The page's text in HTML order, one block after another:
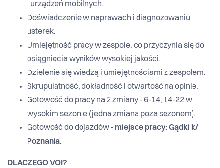
i urządzeń mobilnych.
Doświadczenie w naprawach i diagnozowaniu
usterek.
Umiejętność pracy w zespole, co przyczynia się do
osiągnięcia wyników wysokiej jakości.
Dzielenie się wiedzą i umiejętnościami z zespołem.
Skrupulatność, dokładność i otwartość na opinie.
Gotowość do pracy na 2 zmiany - 6-14, 14-22 w
wysokim sezonie (jedna zmiana poza sezonem).
Gotowość do dojazdów - miejsce pracy: Gądki k/
Poznania.
DLACZEGO VOI?